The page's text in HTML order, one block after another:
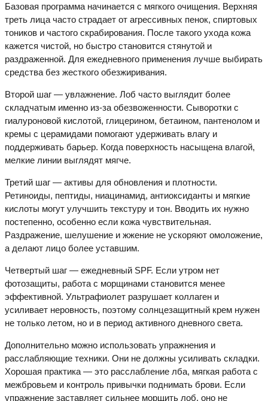
Базовая программа начинается с мягкого очищения. Верхняя
треть лица часто страдает от агрессивных пенок, спиртовых
тоников и частого скрабирования. После такого ухода кожа
кажется чистой, но быстро становится стянутой и
раздраженной. Для ежедневного применения лучше выбирать
средства без жесткого обезжиривания.
Второй шаг — увлажнение. Лоб часто выглядит более
складчатым именно из-за обезвоженности. Сыворотки с
гиалуроновой кислотой, глицерином, бетаином, пантенолом и
кремы с церамидами помогают удерживать влагу и
поддерживать барьер. Когда поверхность насыщена влагой,
мелкие линии выглядят мягче.
Третий шаг — активы для обновления и плотности.
Ретиноиды, пептиды, ниацинамид, антиоксиданты и мягкие
кислоты могут улучшить текстуру и тон. Вводить их нужно
постепенно, особенно если кожа чувствительная.
Раздражение, шелушение и жжение не ускоряют омоложение,
а делают лицо более уставшим.
Четвертый шаг — ежедневный SPF. Если утром нет
фотозащиты, работа с морщинами становится менее
эффективной. Ультрафиолет разрушает коллаген и
усиливает неровность, поэтому солнцезащитный крем нужен
не только летом, но и в период активного дневного света.
Дополнительно можно использовать упражнения и
расслабляющие техники. Они не должны усиливать складки.
Хорошая практика — это расслабление лба, мягкая работа с
межбровьем и контроль привычки поднимать брови. Если
упражнение заставляет сильнее морщить лоб, оно не